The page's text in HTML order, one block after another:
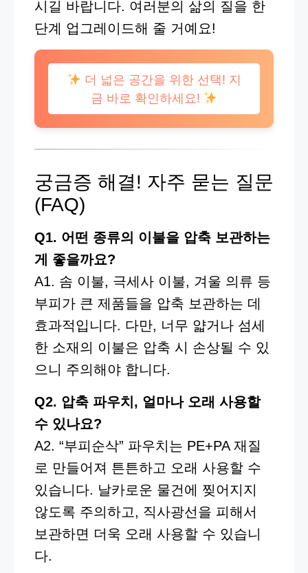
시길 바랍니다. 여러분의 삶의 질을 한
단계 업그레이드해 줄 거예요!
더 넓은 공간을 위한 선택! 지
금 바로 확인하세요!
궁금증 해결! 자주 묻는 질문
(FAQ)
Q1. 어떤 종류의 이불을 압축 보관하는
게 좋을까요?
A1. 솜 이불, 극세사 이불, 겨울 의류 등
부피가 큰 제품들을 압축 보관하는 데
효과적입니다. 다만, 너무 얇거나 섬세
한 소재의 이불은 압축 시 손상될 수 있
으니 주의해야 합니다.
Q2. 압축 파우치, 얼마나 오래 사용할
수 있나요?
A2. “부피순삭” 파우치는 PE+PA 재질
로 만들어져 튼튼하고 오래 사용할 수
있습니다. 날카로운 물건에 찢어지지
않도록 주의하고, 직사광선을 피해서
보관하면 더욱 오래 사용할 수 있습니
다.